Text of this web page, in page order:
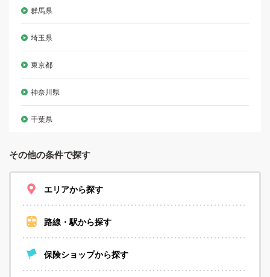
群馬県
埼玉県
東京都
神奈川県
千葉県
その他の条件で探す
エリアから探す
路線・駅から探す
保険ショップから探す